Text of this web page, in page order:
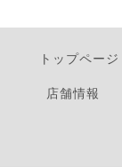
トップページ
店舗情報